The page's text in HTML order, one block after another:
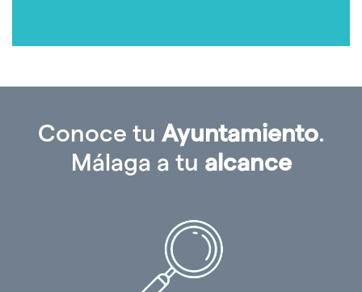
Conoce tu Ayuntamiento.
Málaga a tu alcance